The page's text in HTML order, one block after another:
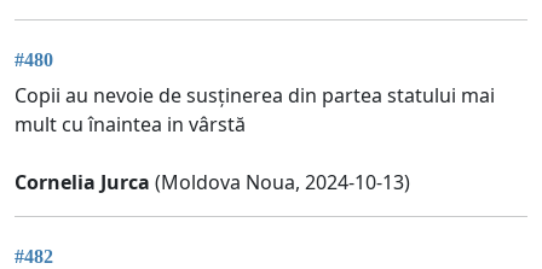
#480
Copii au nevoie de susținerea din partea statului mai
mult cu înaintea in vârstă
Cornelia Jurca (Moldova Noua, 2024-10-13)
#482